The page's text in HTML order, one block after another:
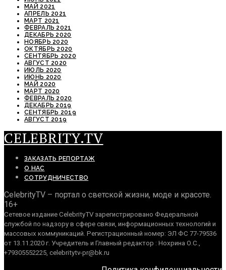
МАЙ 2021
АПРЕЛЬ 2021
МАРТ 2021
ФЕВРАЛЬ 2021
ДЕКАБРЬ 2020
НОЯБРЬ 2020
ОКТЯБРЬ 2020
СЕНТЯБРЬ 2020
АВГУСТ 2020
ИЮЛЬ 2020
ИЮНЬ 2020
МАЙ 2020
МАРТ 2020
ФЕВРАЛЬ 2020
ДЕКАБРЬ 2019
СЕНТЯБРЬ 2019
АВГУСТ 2019
CELEBRITY.TV
ЗАКАЗАТЬ РЕПОРТАЖ
О НАС
СОТРУДНИЧЕСТВО
CelebrityTV – портал о светской жизни, моде и красоте.
16+
Сетевое издание CelebrityTV зарегистрировано Федеральной
службой по надзору в сфере связи, информационных технологий и
массовых коммуникаций. Регистрационный номер: ЭЛ ФС 77-79536
от 13.11.2020 г. Учредитель и Главный редактор : Нохрина О.С.,
+79305552225, celebritytv-pr@bk.ru